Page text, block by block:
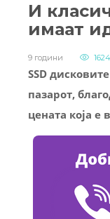
И
имаат
9 години 1624
SSD
пазарот,
цената која е